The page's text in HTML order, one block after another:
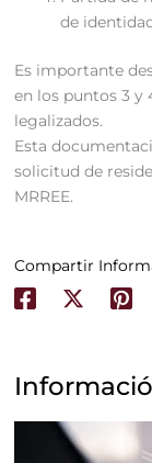
de
Es importante
en los puntos 3 y
legalizados.
Esta
solicitud de
MRREE.
Compartir